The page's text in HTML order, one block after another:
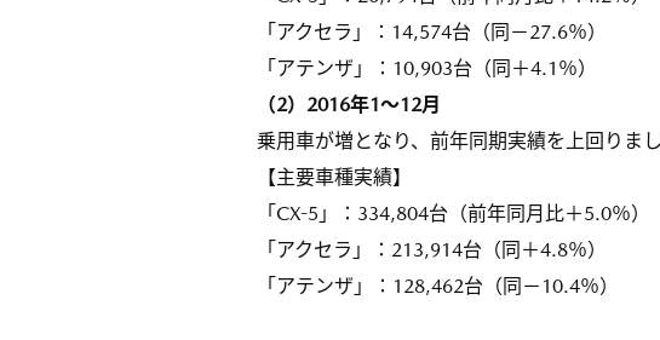
「アクセラ」：14,574台（同－27.6％）
「アテンザ」：10,903台（同＋4.1％）
（2）2016年1～12月
乗用車が増となり、前年同期実績を上回りま
【主要車種実績】
「CX-5」：334,804台（前年同月比＋5.0％）
「アクセラ」：213,914台（同＋4.8％）
「アテンザ」：128,462台（同－10.4％）